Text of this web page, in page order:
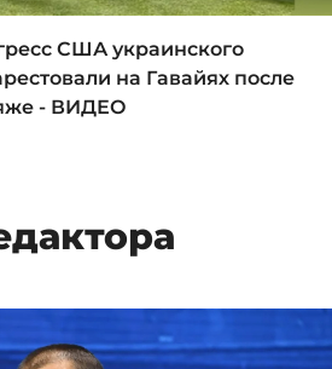
США украинского
на Гавайях после
- ВИДЕО